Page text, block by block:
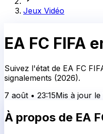
Jeux Vidéo
EA FC FIFA
Suivez l'état de EA FC
signalements (2026).
7 août • 23:15Mis à jour le
À propos de EA